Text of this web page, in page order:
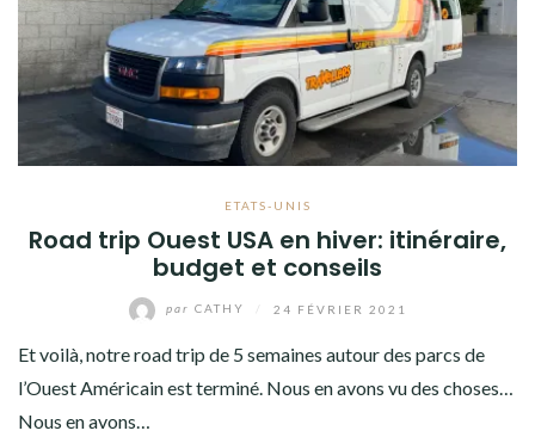
ETATS-UNIS
Road trip Ouest USA en hiver: itinéraire,
budget et conseils
par CATHY 24 FÉVRIER 2021
Et voilà, notre road trip de 5 semaines autour des parcs de
l’Ouest Américain est terminé. Nous en avons vu des choses…
Nous en avons…